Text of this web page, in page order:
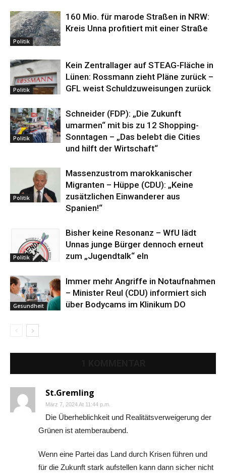
Politik
160 Mio. für marode Straßen in NRW:
Kreis Unna profitiert mit einer Straße
Politik
Kein Zentrallager auf STEAG-Fläche in
Lünen: Rossmann zieht Pläne zurück –
GFL weist Schuldzuweisungen zurück
Politik
Schneider (FDP): „Die Zukunft
umarmen“ mit bis zu 12 Shopping-
Sonntagen – „Das belebt die Cities
und hilft der Wirtschaft“
Politik
Massenzustrom marokkanischer
Migranten – Hüppe (CDU): „Keine
zusätzlichen Einwanderer aus
Spanien!“
Politik
Bisher keine Resonanz – WfU lädt
Unnas junge Bürger dennoch erneut
zum „Jugendtalk“ eln
Gesundheit
Immer mehr Angriffe in Notaufnahmen
– Minister Reul (CDU) informiert sich
über Bodycams im Klinikum DO
St.Gremling
März 7, 2024 At 11:44 p.m.
Die Überheblichkeit und Realitätsverweigerung der
Grünen ist atemberaubend.
Wenn eine Partei das Land durch Krisen führen und
für die Zukunft stark aufstellen kann dann sicher nicht